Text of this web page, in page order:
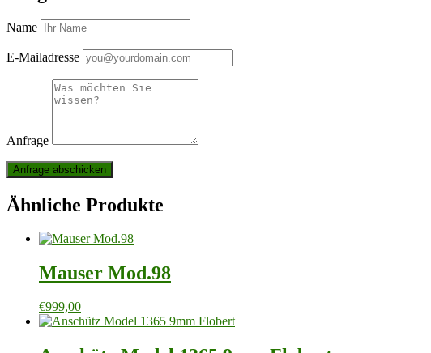
Name
E-Mailadresse
Anfrage
Ähnliche Produkte
Mauser Mod.98
€999,00